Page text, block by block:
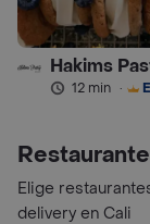
Hakims
12 min ·
Elige
delivery en Cali